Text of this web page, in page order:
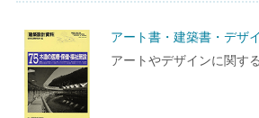
アート書・建築書・デザ
アートやデザインに関す